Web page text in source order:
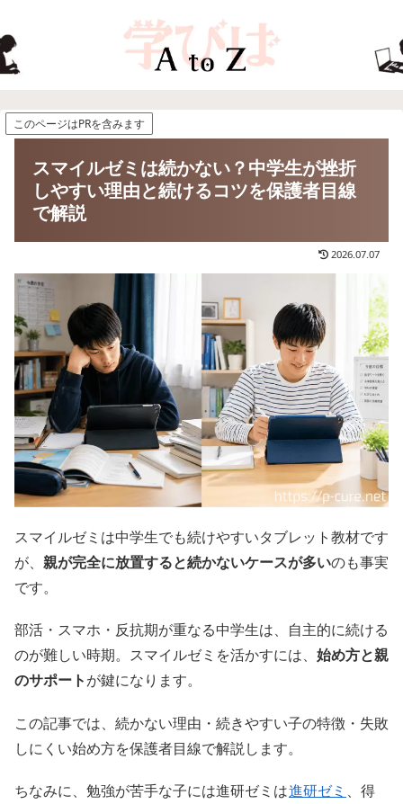
このページはPRを含みます
スマイルゼミは続かない？中学生が挫折
しやすい理由と続けるコツを保護者目線
で解説
2026.07.07
スマイルゼミは中学生でも続けやすいタブレット教材です
が、 親が完全に放置すると続かないケースが多いのも事実
です。
部活・スマホ・反抗期が重なる中学生は、自主的に続ける
のが難しい時期。スマイルゼミを活かすには、 始め方と親
のサポートが鍵になります。
この記事では、続かない理由・続きやすい子の特徴・失敗
しにくい始め方を保護者目線で解説します。
ちなみに、勉強が苦手な子には進研ゼミは進研ゼミ 、得